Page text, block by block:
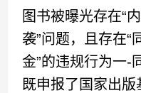
图书被曝光存在“
袭”问题，且存在“
金”的违规行为一-
既申报了国家出